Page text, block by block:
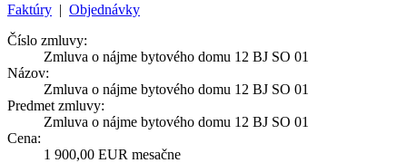
Faktúry | Objednávky
Číslo zmluvy:
Zmluva o nájme bytového domu 12 BJ SO 01
Názov:
Zmluva o nájme bytového domu 12 BJ SO 01
Predmet zmluvy:
Zmluva o nájme bytového domu 12 BJ SO 01
Cena:
1 900,00 EUR mesačne